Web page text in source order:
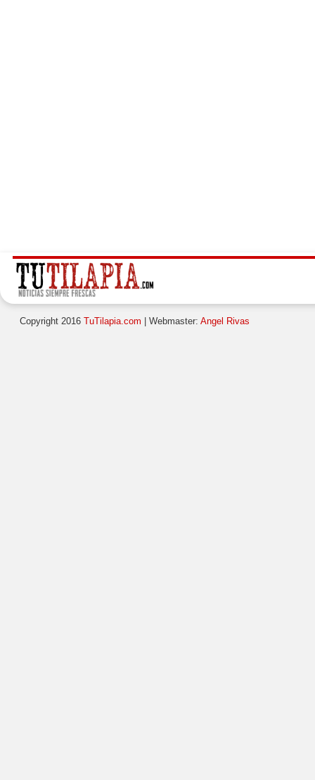
Copyright 2016 TuTilapia.com | Webmaster: Angel Rivas